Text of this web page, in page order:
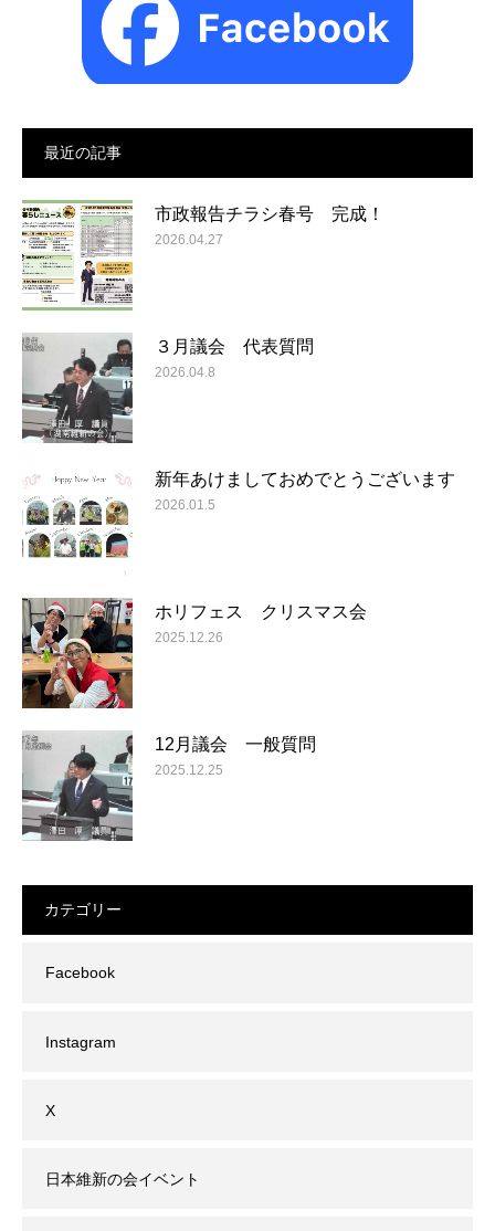
最近の記事
市政報告チラシ春号 完成！
2026.04.27
３月議会 代表質問
2026.04.8
新年あけましておめでとうございます
2026.01.5
ホリフェス クリスマス会
2025.12.26
12月議会 一般質問
2025.12.25
カテゴリー
Facebook
Instagram
X
日本維新の会イベント